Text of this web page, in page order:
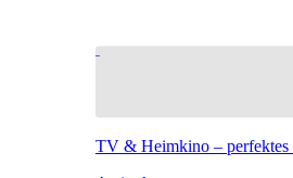
TV & Heimkino – perfektes